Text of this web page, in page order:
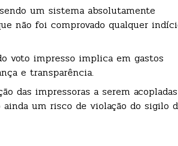
um sistema absolutamente
não foi comprovado qualquer
voto impresso implica em gastos
e transparência.
das impressoras a serem
um risco de violação do sigilo